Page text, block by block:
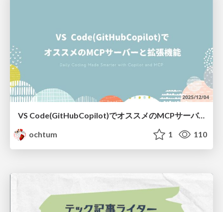
VS Code(GitHubCopilot)で​オススメの​MCPサーバーと​拡張機能
ochtum
1 110